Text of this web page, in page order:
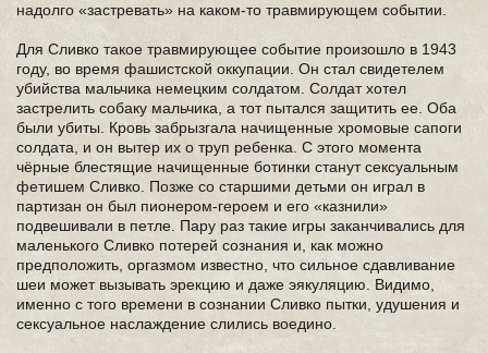
надолго «застревать» на каком-то травмирующем событии.
Для Сливко такое травмирующее событие произошло в 1943
году, во время фашистской оккупации. Он стал свидетелем
убийства мальчика немецким солдатом. Солдат хотел
застрелить собаку мальчика, а тот пытался защитить ее. Оба
были убиты. Кровь забрызгала начищенные хромовые сапоги
солдата, и он вытер их о труп ребенка. С этого момента
чёрные блестящие начищенные ботинки станут сексуальным
фетишем Сливко. Позже со старшими детьми он играл в
партизан он был пионером-героем и его «казнили»
подвешивали в петле. Пару раз такие игры заканчивались для
маленького Сливко потерей сознания и, как можно
предположить, оргазмом известно, что сильное сдавливание
шеи может вызывать эрекцию и даже эякуляцию. Видимо,
именно с того времени в сознании Сливко пытки, удушения и
сексуальное наслаждение слились воедино.